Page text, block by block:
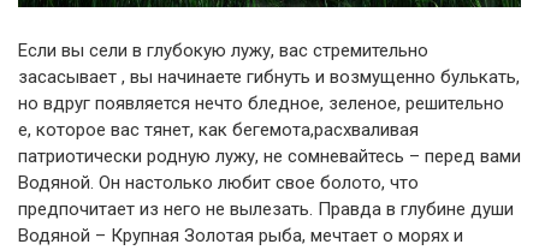
Если вы сели в глубокую лужу, вас стремительно
засасывает , вы начинаете гибнуть и возмущенно булькать,
но вдруг появляется нечто бледное, зеленое, решительно
е, которое вас тянет, как бегемота,расхваливая
патриотически родную лужу, не сомневайтесь – перед вами
Водяной. Он настолько любит свое болото, что
предпочитает из него не вылезать. Правда в глубине души
Водяной – Крупная Золотая рыба, мечтает о морях и